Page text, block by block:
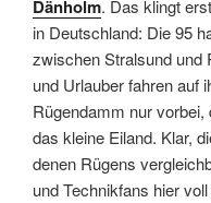
Dänholm. Das klingt
in Deutschland: Die 95
zwischen Stralsund und
und Urlauber fahren auf
Rügendamm nur
das kleine Eiland. Klar,
denen Rügens
und Technikfans hier